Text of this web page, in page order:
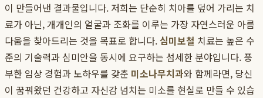
이 만들어낸 결과물입니다. 저희는 단순히 치아를 덮어 가리는 치
료가 아닌, 개개인의 얼굴과 조화를 이루는 가장 자연스러운 아름
다움을 찾아드리는 것을 목표로 합니다.심미보철 치료는 높은 수
준의 기술력과 심미안을 동시에 요구하는 섬세한 분야입니다. 풍
부한 임상 경험과 노하우를 갖춘 미소나무치과와 함께라면, 당신
이 꿈꿔왔던 건강하고 자신감 넘치는 미소를 현실로 만들 수 있습